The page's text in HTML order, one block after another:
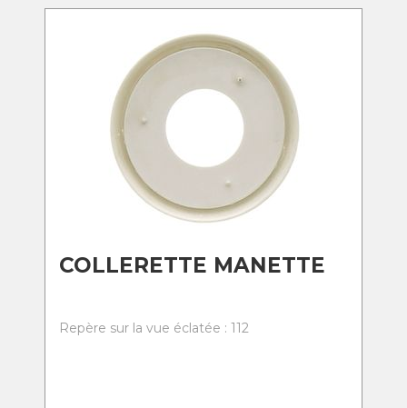
COLLERETTE MANETTE
Repère sur la vue éclatée : 112